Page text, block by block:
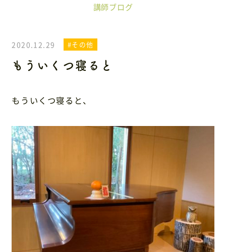
講師ブログ
2020.12.29 #その他
もういくつ寝ると
もういくつ寝ると、